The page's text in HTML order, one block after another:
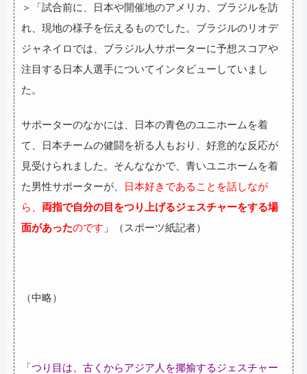
＞「試合前に、日本や開催地のアメリカ、ブラジルを訪
れ、現地の様子を伝えるものでした。ブラジルのリオデ
ジャネイロでは、ブラジル人サポーターに予想スコアや
注目する日本人選手についてインタビューしていまし
た。
サポーターのなかには、日本の青色のユニホームを着
て、日本チームの健闘を祈る人もおり、好意的な反応が
見受けられました。そんななかで、青いユニホームを着
た男性サポーターが、
日本好きであることを話しなが
ら、 両指で自分の目をつり上げるジェスチャーをする場
面があったのです 」（スポーツ紙記者）
（中略）
「つり目は、古くからアジア人を揶揄するジェスチャー